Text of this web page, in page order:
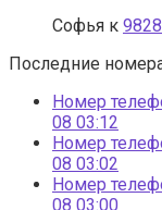
Софья к
Последние
Номер
08 03:12
Номер
08 03:02
Номер
08 03:00